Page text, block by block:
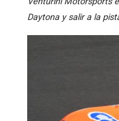
Daytona y salir a la